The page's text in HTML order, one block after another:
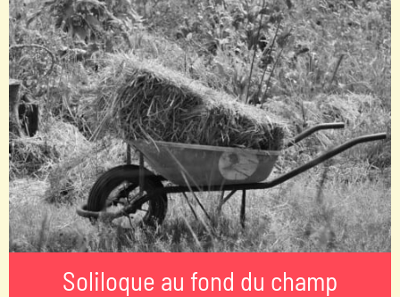
Soliloque au fond du champ